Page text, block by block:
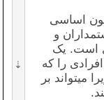
قانون
و قدرتهای
و سیستم
مرکزی و محلی
تقسیم شود.
اساسی
و
است. یک
را که
میتواند بر